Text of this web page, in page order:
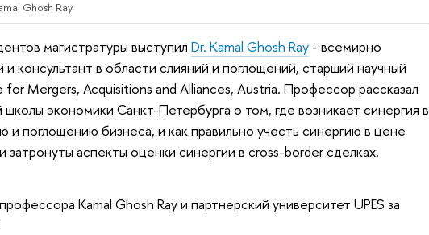
Ghosh Ray
магистратуры выступил Dr. Kamal Ghosh Ray- всемирно
и консультант в области слияний и поглощений, старший научный
Mergers, Acquisitions and Alliances, Austria. Профессор рассказал
экономики Санкт-Петербурга о том, где возникает синергия в
и поглощению бизнеса, и как правильно учесть синергию в цене
затронуты аспекты оценки синергии в cross-border сделках.
Kamal Ghosh Ray и партнерский университет UPES за